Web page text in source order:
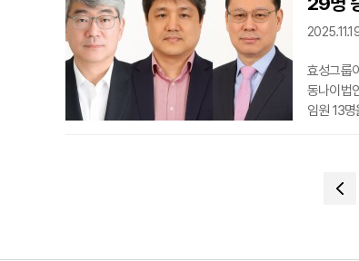
통군
효성그룹
동나이법
임원 13
진 배치
확장을 주